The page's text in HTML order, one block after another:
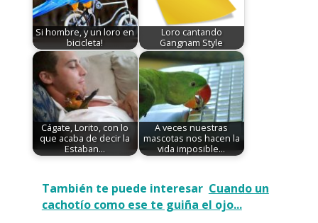
Si hombre, y un loro en
bicicleta!
Loro cantando
Gangnam Style
Cágate, Lorito, con lo
que acaba de decir la
Estaban…
A veces nuestras
mascotas nos hacen la
vida imposible...
También te puede interesar Cuando un
cachotío como ese te guiña el ojo...